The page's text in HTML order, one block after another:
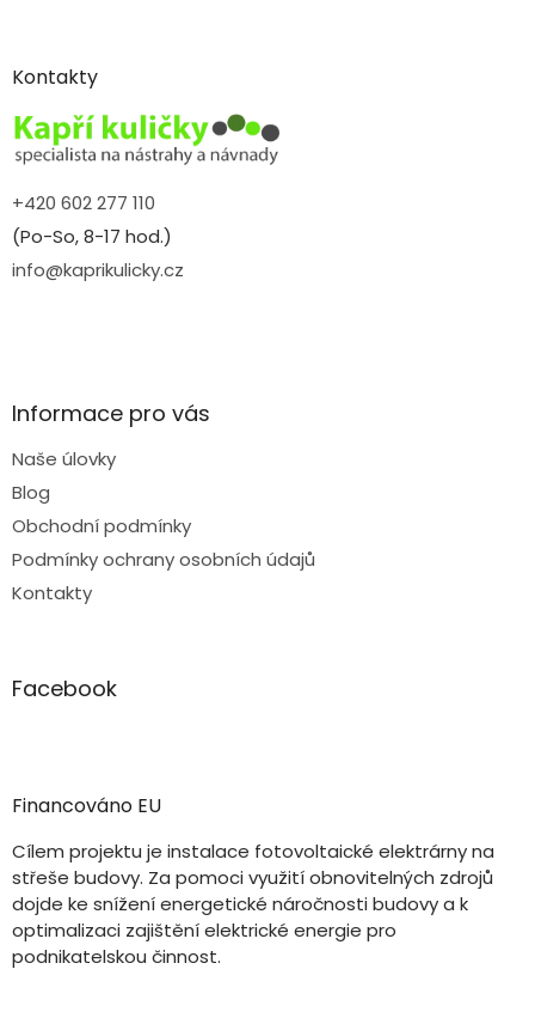
aKontakty
+420 602 277 110
(Po-So, 8-17 hod.)
info@kaprikulicky.cz
Informace pro vás
Naše úlovky
Blog
Obchodní podmínky
Podmínky ochrany osobních údajů
Kontakty
Facebook
Financováno EU
Cílem projektu je instalace fotovoltaické elektrárny na
střeše budovy. Za pomoci využití obnovitelných zdrojů
dojde ke snížení energetické náročnosti budovy a k
optimalizaci zajištění elektrické energie pro
podnikatelskou činnost.